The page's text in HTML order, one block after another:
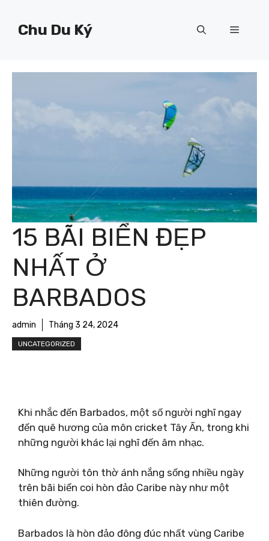
Chu Du Ký Menu
15 BÃI BIỂN ĐẸP
NHẤT Ở
BARBADOS
admin Tháng 3 24, 2024
UNCATEGORIZED
Khi nhắc đến Barbados, một số người nghĩ ngay
đến quê hương của môn cricket Tây Ấn, trong khi
những người khác lại nghĩ đến âm nhạc.
Những người tôn thờ ánh nắng sống nhiều ngày
trên bãi biển coi hòn đảo Caribe này như một
thiên đường.
Barbados là hòn đảo đông đúc nhất vùng Caribe